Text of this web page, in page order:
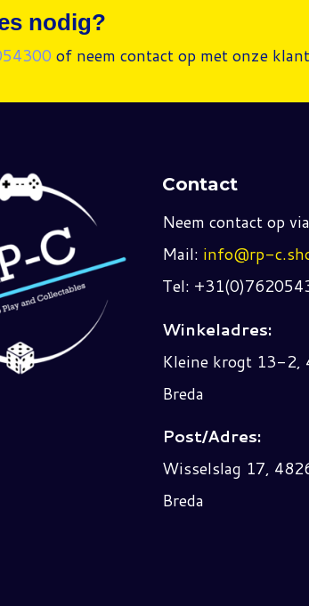
nodig?
of neem contact op met onze
Contact
Neem contact op
Mail: info@rp-
Tel:
Winkeladres:
Kleine krogt 13-2,
Breda
Post/Adres:
Wisselslag 17,
Breda